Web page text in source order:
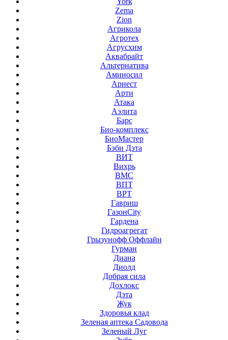
Zema
Zion
Агрикола
Агротех
Агрусхим
Аквабрайт
Альтернатива
Аминосил
Арнест
Арти
Атака
Аэлита
Барс
Био-комплекс
БиоМастер
Бэби Дэта
ВИТ
Вихрь
ВМС
ВПТ
ВРТ
Гавриш
ГазонCity
Гардена
Гидроагрегат
Грызунофф Оффлайн
Гурман
Диана
Диолд
Добрая сила
Дохлокс
Дэта
Жук
Здоровья клад
Зеленая аптека Садовода
Зеленый Луг